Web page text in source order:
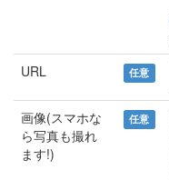
URL 任意
画像(スマホな
ら写真も撮れ
ます!)
任意